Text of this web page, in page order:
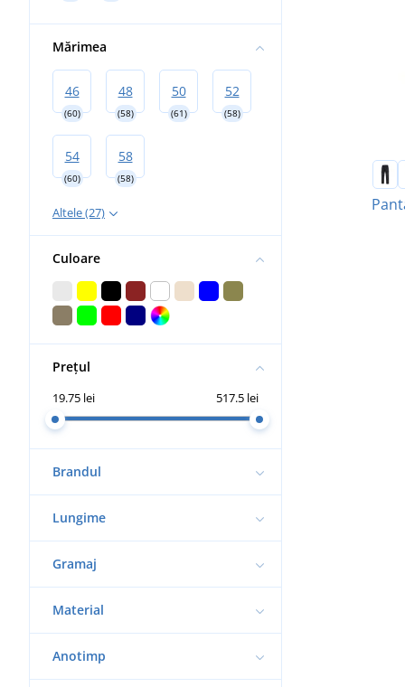
Mărimea
46
(60)
48
(58)
50
(61)
52
(58)
54
(60)
58
(58)
Altele (27)
Culoare
Prețul
19.75 lei 517.5 lei
Brandul
Lungime
Gramaj
Material
Anotimp